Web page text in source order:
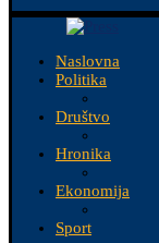
Naslovna
Politika
Društvo
Hronika
Ekonomija
Sport